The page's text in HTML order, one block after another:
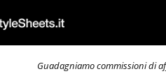
Guadagniamo commissioni di